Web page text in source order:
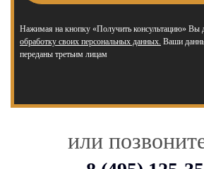
Нажимая на кнопку «Получить консультацию» Вы
обработку своих персональных данных. Ваши
переданы третьим лицам
или